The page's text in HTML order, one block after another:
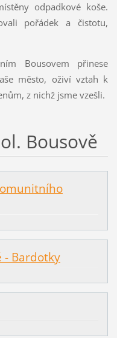
odpadkové koše.
pořádek a čistotu,
Bousovem přinese
město, oživí vztah k
z nichž jsme vzešli.
Bousově
- Bardotky